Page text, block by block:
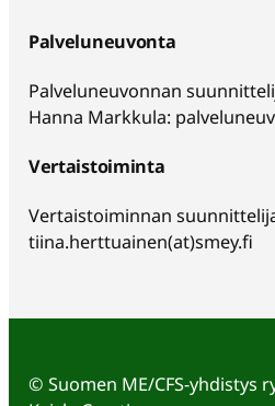
Palveluneuvonta
Palveluneuvonnan
Hanna Markkula:
Vertaistoiminta
Vertaistoiminnan
tiina.herttuainen(at)smey.fi
© Suomen ME/CFS-yhdistys